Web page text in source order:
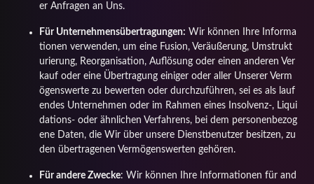
er Anfragen an Uns.
Für Unternehmensübertragungen: Wir können Ihre Informa
tionen verwenden, um eine Fusion, Veräußerung, Umstrukt
urierung, Reorganisation, Auflösung oder einen anderen Ver
kauf oder eine Übertragung einiger oder aller Unserer Verm
ögenswerte zu bewerten oder durchzuführen, sei es als lauf
endes Unternehmen oder im Rahmen eines Insolvenz-, Liqui
dations- oder ähnlichen Verfahrens, bei dem personenbezog
ene Daten, die Wir über unsere Dienstbenutzer besitzen, zu
den übertragenen Vermögenswerten gehören.
Für andere Zwecke: Wir können Ihre Informationen für and